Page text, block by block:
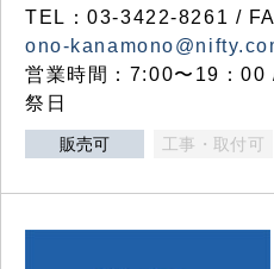
TEL：03-3422-8261 /
ono-
営業時間：7:00〜19：00
祭日
販売可 工事・取付可